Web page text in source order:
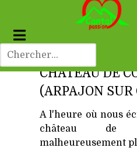
CHÂTEAU DE
(ARPAJON SUR
A l'heure où nous
château de
malheureusement